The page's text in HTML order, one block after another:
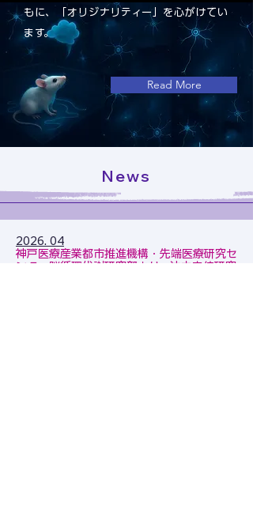
もに、「オリジナリティー」を心がけてい
ます。
Read More
News
2026. 04
神戸医療産業都市推進機構・先端医療研究セ
ンター脳循環代謝研究部より、
沖中由佳研究